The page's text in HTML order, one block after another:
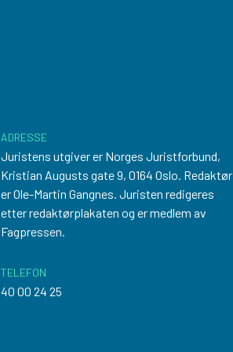
ADRESSE
Juristens utgiver er Norges Juristforbund,
Kristian Augusts gate 9, 0164 Oslo. Redaktør
er Ole-Martin Gangnes. Juristen redigeres
etterredaktørplakaten og er medlem av
Fagpressen.
TELEFON
40 00 24 25